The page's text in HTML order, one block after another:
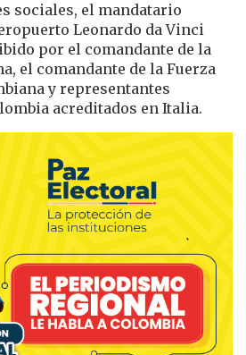
sociales, el mandatario
Leonardo da Vinci
por el comandante de la
el comandante de la Fuerza
y representantes
acreditados en Italia.